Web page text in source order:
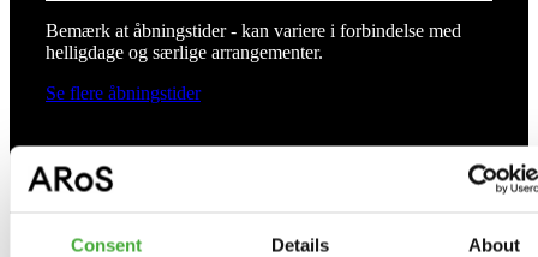
Consent Details About
Bemærk at åbningstider - kan variere i forbindelse med
helligdage og særlige arrangementer.
Se flere åbningstider